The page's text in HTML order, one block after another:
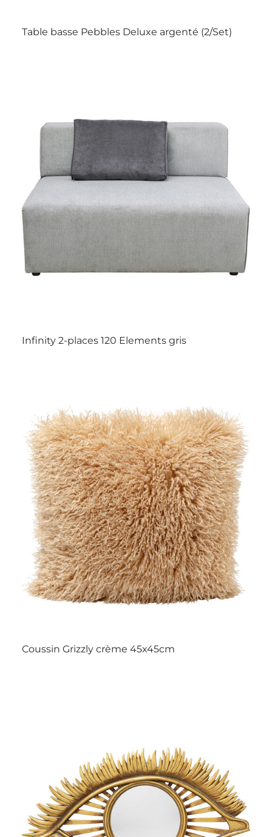
Table basse Pebbles Deluxe argenté (2/Set)
Infinity 2-places 120 Elements gris
Coussin Grizzly crème 45x45cm